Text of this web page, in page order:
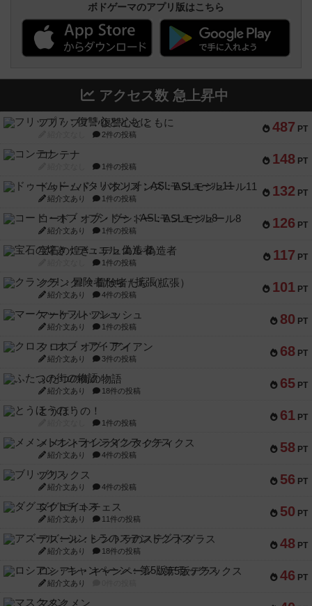
ボドゲーマのアプリ版はこちら
アクセス数 急上昇中
487 PT
フリップ７：復讐心とともに
2件の投稿
148 PT
コンテナ
1件の投稿
132 PT
ドゥームド・バタリオンズ：ASLモジュール11
紹介文あり 1件の投稿
126 PT
コード・オブ・ブシドー：ASLモジュール8
紹介文あり 1件の投稿
117 PT
宝石の煌き：デュエル 偽造者
1件の投稿
101 PT
クランク! ：冒険者たち（拡張）
紹介文あり 4件の投稿
80 PT
マーケットフレッシュ
紹介文あり 1件の投稿
68 PT
クロス・オブ・アイアン
紹介文あり 3件の投稿
65 PT
ふたつの街の物語
紹介文あり 18件の投稿
61 PT
とうほうの！
1件の投稿
58 PT
メメントオンラインタクティクス
紹介文あり 4件の投稿
56 PT
ブリックス
紹介文あり 4件の投稿
50 PT
ダグエイトチェス
紹介文あり 11件の投稿
48 PT
アズール：シントラのステンドグラス
紹介文あり 18件の投稿
46 PT
ロシアン・キャンペーン：第5版デラックス
紹介文あり
マスクメン